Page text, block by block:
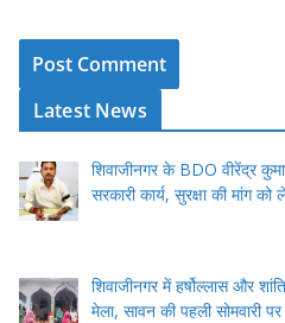
Latest News
शिवाजीनगर के BDO वीरेंद्र
सरकारी कार्य, सुरक्षा की मांग को
शिवाजीनगर में हर्षोल्लास और
मेला, सावन की पहली सोमवारी